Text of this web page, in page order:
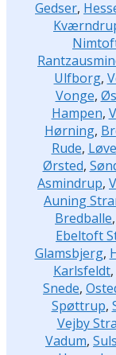
Gedser,
Ulfborg,
Vonge,
Hampen,
Hørning,
Rude,
Ørsted,
Asmindrup,
Auning
Bredballe,
Ebeltoft
Glamsbjerg,
Karlsfeldt,
Snede,
Spøttrup,
Vejby
Vadum,